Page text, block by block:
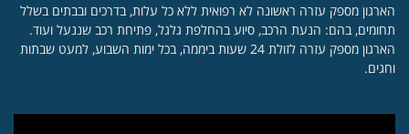
הארגון מספק עזרה ראשונה לא רפואית ללא כל עלות, בדרכים ובבתים בשלל
תחומים, בהם: הנעת הרכב, סיוע בהחלפת גלגל, פתיחת רכב שננעל ועוד.
הארגון מספק עזרה לזולת 24 שעות ביממה, בכל ימות השבוע, למעט שבתות
וחגים.